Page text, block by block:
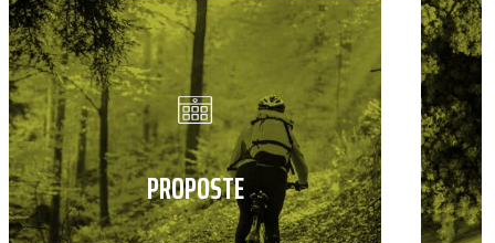
PROPOSTE